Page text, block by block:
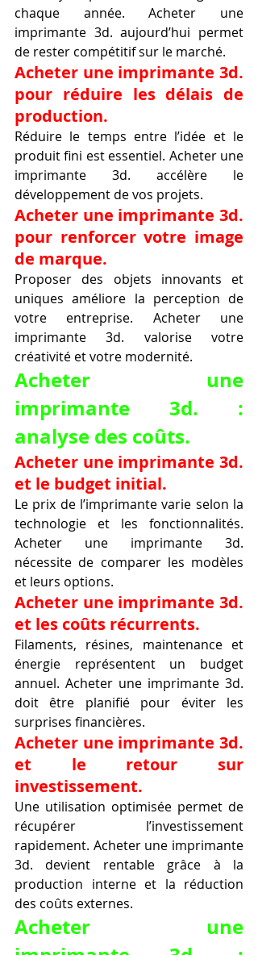
chaque année. Acheter une
imprimante 3d. aujourd’hui permet
de rester compétitif sur le marché.
Acheter une imprimante 3d.
pour réduire les délais de
production.
Réduire le temps entre l’idée et le
produit fini est essentiel. Acheter une
imprimante 3d. accélère le
développement de vos projets.
Acheter une imprimante 3d.
pour renforcer votre image
de marque.
Proposer des objets innovants et
uniques améliore la perception de
votre entreprise. Acheter une
imprimante 3d. valorise votre
créativité et votre modernité.
Acheter une
imprimante 3d. :
analyse des coûts.
Acheter une imprimante 3d.
et le budget initial.
Le prix de l’imprimante varie selon la
technologie et les fonctionnalités.
Acheter une imprimante 3d.
nécessite de comparer les modèles
et leurs options.
Acheter une imprimante 3d.
et les coûts récurrents.
Filaments, résines, maintenance et
énergie représentent un budget
annuel. Acheter une imprimante 3d.
doit être planifié pour éviter les
surprises financières.
Acheter une imprimante 3d.
et le retour sur
investissement.
Une utilisation optimisée permet de
récupérer l’investissement
rapidement. Acheter une imprimante
3d. devient rentable grâce à la
production interne et la réduction
des coûts externes.
Acheter une